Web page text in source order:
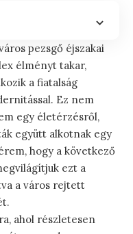
pezsgő éjszakai
élményt takar,
a fiatalság
Ez nem
egy életérzésről,
együtt alkotnak egy
hogy a következő
ezt a
a város rejtett
ahol részletesen